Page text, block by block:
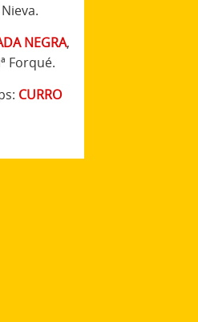
NEGRA,
Forqué.
CURRO